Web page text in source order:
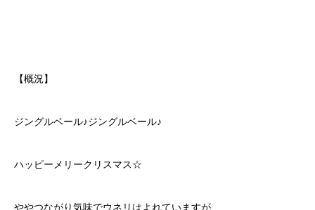
【概況】
ジングルベール♪ジングルベール♪
ハッピーメリークリスマス☆
ややつながり気味でウネリはよれていますが、